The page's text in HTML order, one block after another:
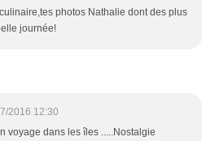
photos Nathalie dont des plus
journée!
2016 12:30
voyage dans les îles .....Nostalgie